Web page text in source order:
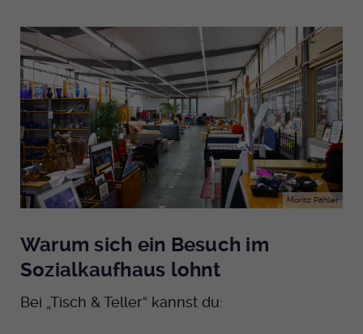
Moritz Pähler
Warum sich ein Besuch im
Sozialkaufhaus lohnt
Bei „Tisch & Teller“ kannst du: